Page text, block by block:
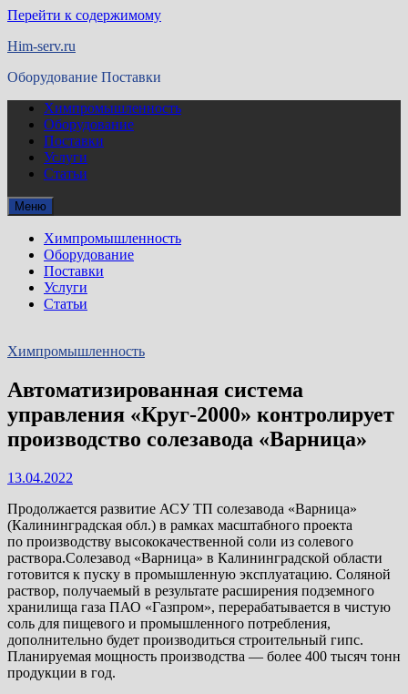
Перейти к содержимому
Him-serv.ru
Оборудование Поставки
Химпромышленность
Оборудование
Поставки
Услуги
Статьи
Меню
Химпромышленность
Оборудование
Поставки
Услуги
Статьи
Химпромышленность
Автоматизированная система
управления «Круг-2000» контролирует
производство солезавода «Варница»
13.04.2022
Продолжается развитие АСУ ТП солезавода «Варница»
(Калининградская обл.) в рамках масштабного проекта
по производству высококачественной соли из солевого
раствора.Солезавод «Варница» в Калининградской области
готовится к пуску в промышленную эксплуатацию. Соляной
раствор, получаемый в результате расширения подземного
хранилища газа ПАО «Газпром», перерабатывается в чистую
соль для пищевого и промышленного потребления,
дополнительно будет производиться строительный гипс.
Планируемая мощность производства — более 400 тысяч тонн
продукции в год.